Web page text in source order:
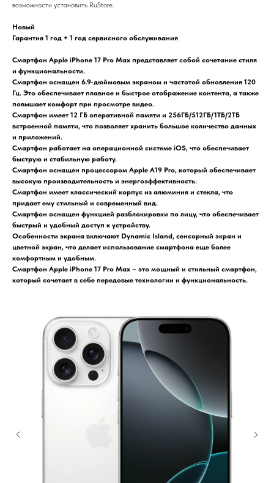
возможности установить RuStore.
Новый
Гарантия 1 год + 1 год сервисного обслуживания
Смартфон Apple iPhone 17 Pro Max представляет собой сочетание стиля
и функциональности.
Смартфон оснащен 6.9-дюймовым экраном и частотой обновления 120
Гц. Это обеспечивает плавное и быстрое отображение контента, а также
повышает комфорт при просмотре видео.
Смартфон имеет 12 ГБ оперативной памяти и 256ГБ/512ГБ/1TБ/2TБ
встроенной памяти, что позволяет хранить большое количество данных
и приложений.
Смартфон работает на операционной системе iOS, что обеспечивает
быструю и стабильную работу.
Смартфон оснащен процессором Apple A19 Pro, который обеспечивает
высокую производительность и энергоэффективность.
Смартфон имеет классический корпус из алюминия и стекла, что
придает ему стильный и современный вид.
Смартфон оснащен функцией разблокировки по лицу, что обеспечивает
быстрый и удобный доступ к устройству.
Особенности экрана включают Dynamic Island, сенсорный экран и
цветной экран, что делает использование смартфона еще более
комфортным и удобным.
Смартфон Apple iPhone 17 Pro Max – это мощный и стильный смартфон,
который сочетает в себе передовые технологии и функциональность.